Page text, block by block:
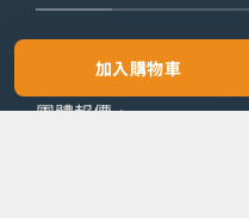
加入購物車
2861 8762 歡迎
團體報價。